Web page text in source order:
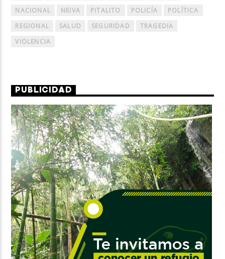
NACIONAL
NEIVA PITALITO POLICÍA
POLÍTICA
REGIONAL
SALUD SEGURIDAD
TRAGEDIA
VIOLENCIA
PUBLICIDAD